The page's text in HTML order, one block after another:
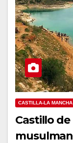
CASTILLA-LA MANCHA
Castillo